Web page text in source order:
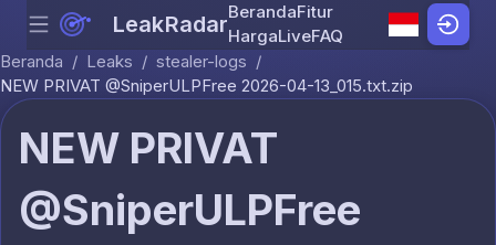
Skip to content
Menu LeakRadarBerandaFitur
HargaLiveFAQ
Beranda / Leaks / stealer-logs /
NEW PRIVAT @SniperULPFree 2026-04-13_015.txt.zip
NEW PRIVAT
@SniperULPFree